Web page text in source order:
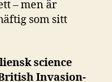
– men är
som sitt
science
Invasion-